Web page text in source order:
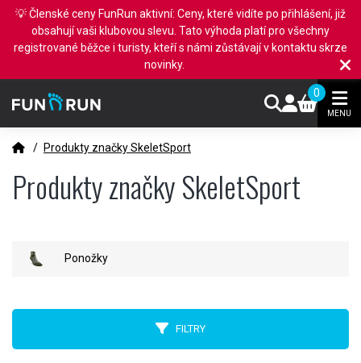
0
MENU
/ Produkty značky SkeletSport
Produkty značky SkeletSport
Ponožky
FILTRY
💡 Členské ceny FunRun aktivní: Ceny, které vidíte po přihlášení, již
obsahují vaši klubovou slevu. Tato výhoda platí pro všechny
registrované běžce i turisty, kteří s námi zůstávají v kontaktu skrze
novinky.